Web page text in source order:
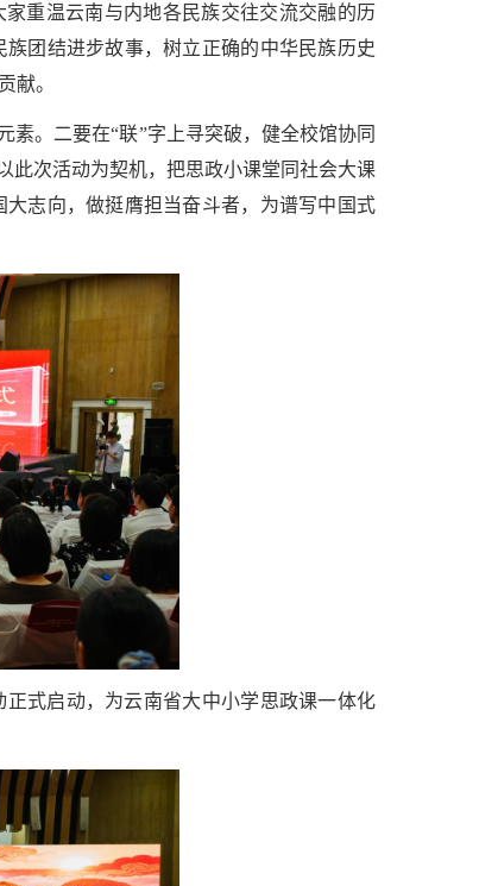
重温云南与内地各民族交往交流交融的历
团结进步故事，树立正确的中华民族历史
献。
素。二要在“联”字上寻突破，健全校馆协同
此次活动为契机，把思政小课堂同社会大课
志向，做挺膺担当奋斗者，为谱写中国式
式启动，为云南省大中小学思政课一体化